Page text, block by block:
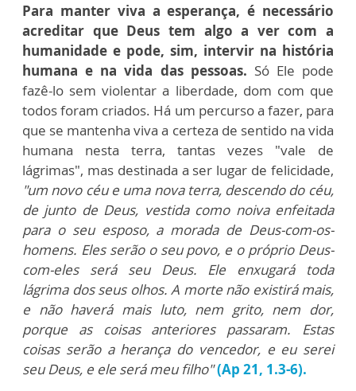
Para manter viva a esperança, é necessário
acreditar que Deus tem algo a ver com a
humanidade e pode, sim, intervir na história
humana e na vida das pessoas. Só Ele pode
fazê-lo sem violentar a liberdade, dom com que
todos foram criados. Há um percurso a fazer, para
que se mantenha viva a certeza de sentido na vida
humana nesta terra, tantas vezes "vale de
lágrimas", mas destinada a ser lugar de felicidade,
"um novo céu e uma nova terra, descendo do céu,
de junto de Deus, vestida como noiva enfeitada
para o seu esposo, a morada de Deus-com-os-
homens. Eles serão o seu povo, e o próprio Deus-
com-eles será seu Deus. Ele enxugará toda
lágrima dos seus olhos. A morte não existirá mais,
e não haverá mais luto, nem grito, nem dor,
porque as coisas anteriores passaram. Estas
coisas serão a herança do vencedor, e eu serei
seu Deus, e ele será meu filho"(Ap 21, 1.3-6).